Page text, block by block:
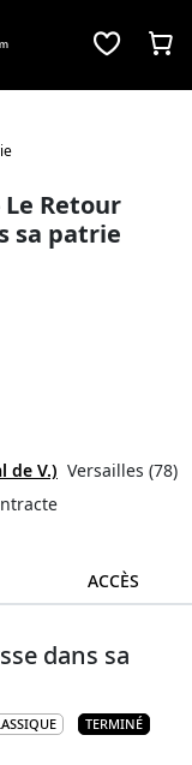
Retour
sa patrie
de V.) Versailles (78)
ACCÈS
dans sa
TERMINÉ